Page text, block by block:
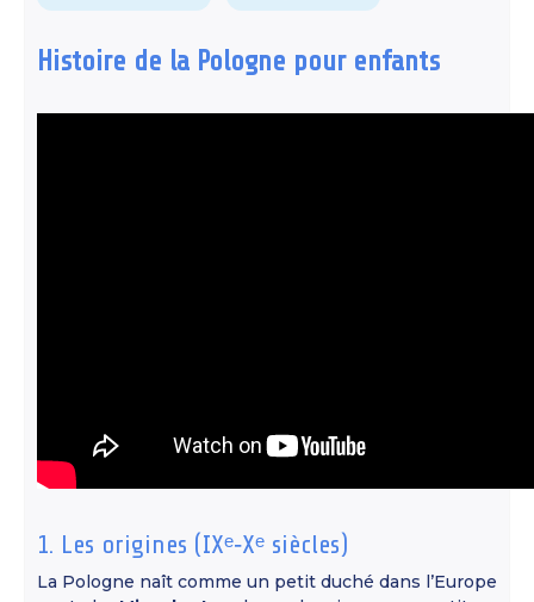
Histoire de la Pologne pour enfants
1. Les origines (IXᵉ‑Xᵉ siècles)
La Pologne naît comme un petit duché dans l’Europe